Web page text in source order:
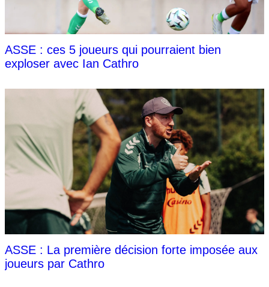
ASSE : ces 5 joueurs qui pourraient bien
exploser avec Ian Cathro
ASSE : La première décision forte imposée aux
joueurs par Cathro